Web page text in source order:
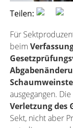
Teilen:
Für
beim
ausgegangen.
Verletzung des
Sekt, nicht aber